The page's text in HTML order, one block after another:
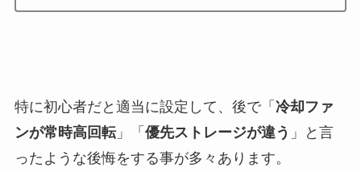
特に初心者だと適当に設定して、後で「 冷却ファ
ンが常時高回転」「 優先ストレージが違う 」と言
ったような後悔をする事が多々あります。